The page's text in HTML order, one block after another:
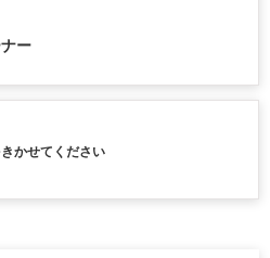
ー
かせてください